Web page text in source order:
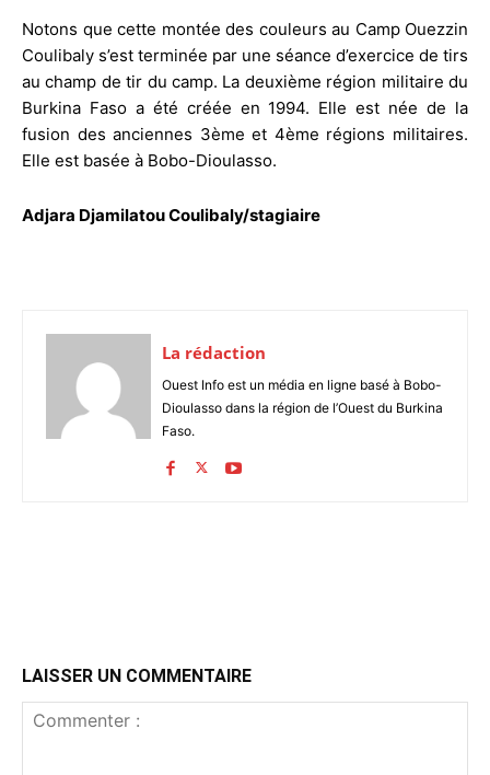
Notons que cette montée des couleurs au Camp Ouezzin
Coulibaly s’est terminée par une séance d’exercice de tirs
au champ de tir du camp. La deuxième région militaire du
Burkina Faso a été créée en 1994. Elle est née de la
fusion des anciennes 3ème et 4ème régions militaires.
Elle est basée à Bobo-Dioulasso.
Adjara Djamilatou Coulibaly/stagiaire
La rédaction
Ouest Info est un média en ligne basé à Bobo-
Dioulasso dans la région de l’Ouest du Burkina
Faso.
LAISSER UN COMMENTAIRE